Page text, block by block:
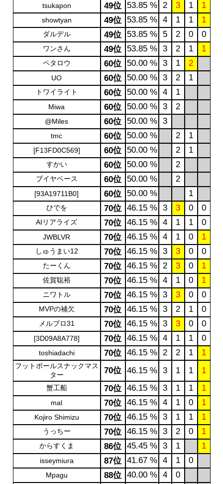
tsukapon 49位 53.85 % 2 3 1 1
showtyan 49位 53.85 % 4 1 1 1
ダルデル 49位 53.85 % 5 2 0 0
ワンさん 49位 53.85 % 3 2 1 1
ペタロウ 60位 50.00 % 3 1 2
UO 60位 50.00 % 3 2 1
トワイライト 60位 50.00 % 4 1
Miwa 60位 50.00 % 3 2
@Miles 60位 50.00 % 3
tmc 60位 50.00 % 2 1
[F13FD0C569] 60位 50.00 % 2 1
すかい 60位 50.00 % 2
ブイヤベース 60位 50.00 % 2
[93A19711B0] 60位 50.00 % 1
ひでを 70位 46.15 % 3 3 0 0
AIリアライズ 70位 46.15 % 4 1 1 0
JWBLVR 70位 46.15 % 4 1 0 1
しゅうまい12 70位 46.15 % 3 3 0 0
たーくん 70位 46.15 % 2 3 0 1
佐賀聡裕 70位 46.15 % 4 1 0 1
ニワトル 70位 46.15 % 3 3 0 0
MVPの補欠 70位 46.15 % 3 2 1 0
メルブロ31 70位 46.15 % 3 3 0 0
[3D09A8A778] 70位 46.15 % 4 1 1 0
toshiadachi 70位 46.15 % 2 2 1 1
フットボールスナックマス
ター
70位 46.15 % 3 1 1 1
蟹工船 70位 46.15 % 3 1 1 1
mal 70位 46.15 % 4 1 0 1
Kojiro Shimizu 70位 46.15 % 3 1 1 1
うっちー 70位 46.15 % 3 2 0 1
からすくま 86位 45.45 % 3 1 1
isseymiura 87位 41.67 % 4 1 0
Mpagu 88位 40.00 % 4 0